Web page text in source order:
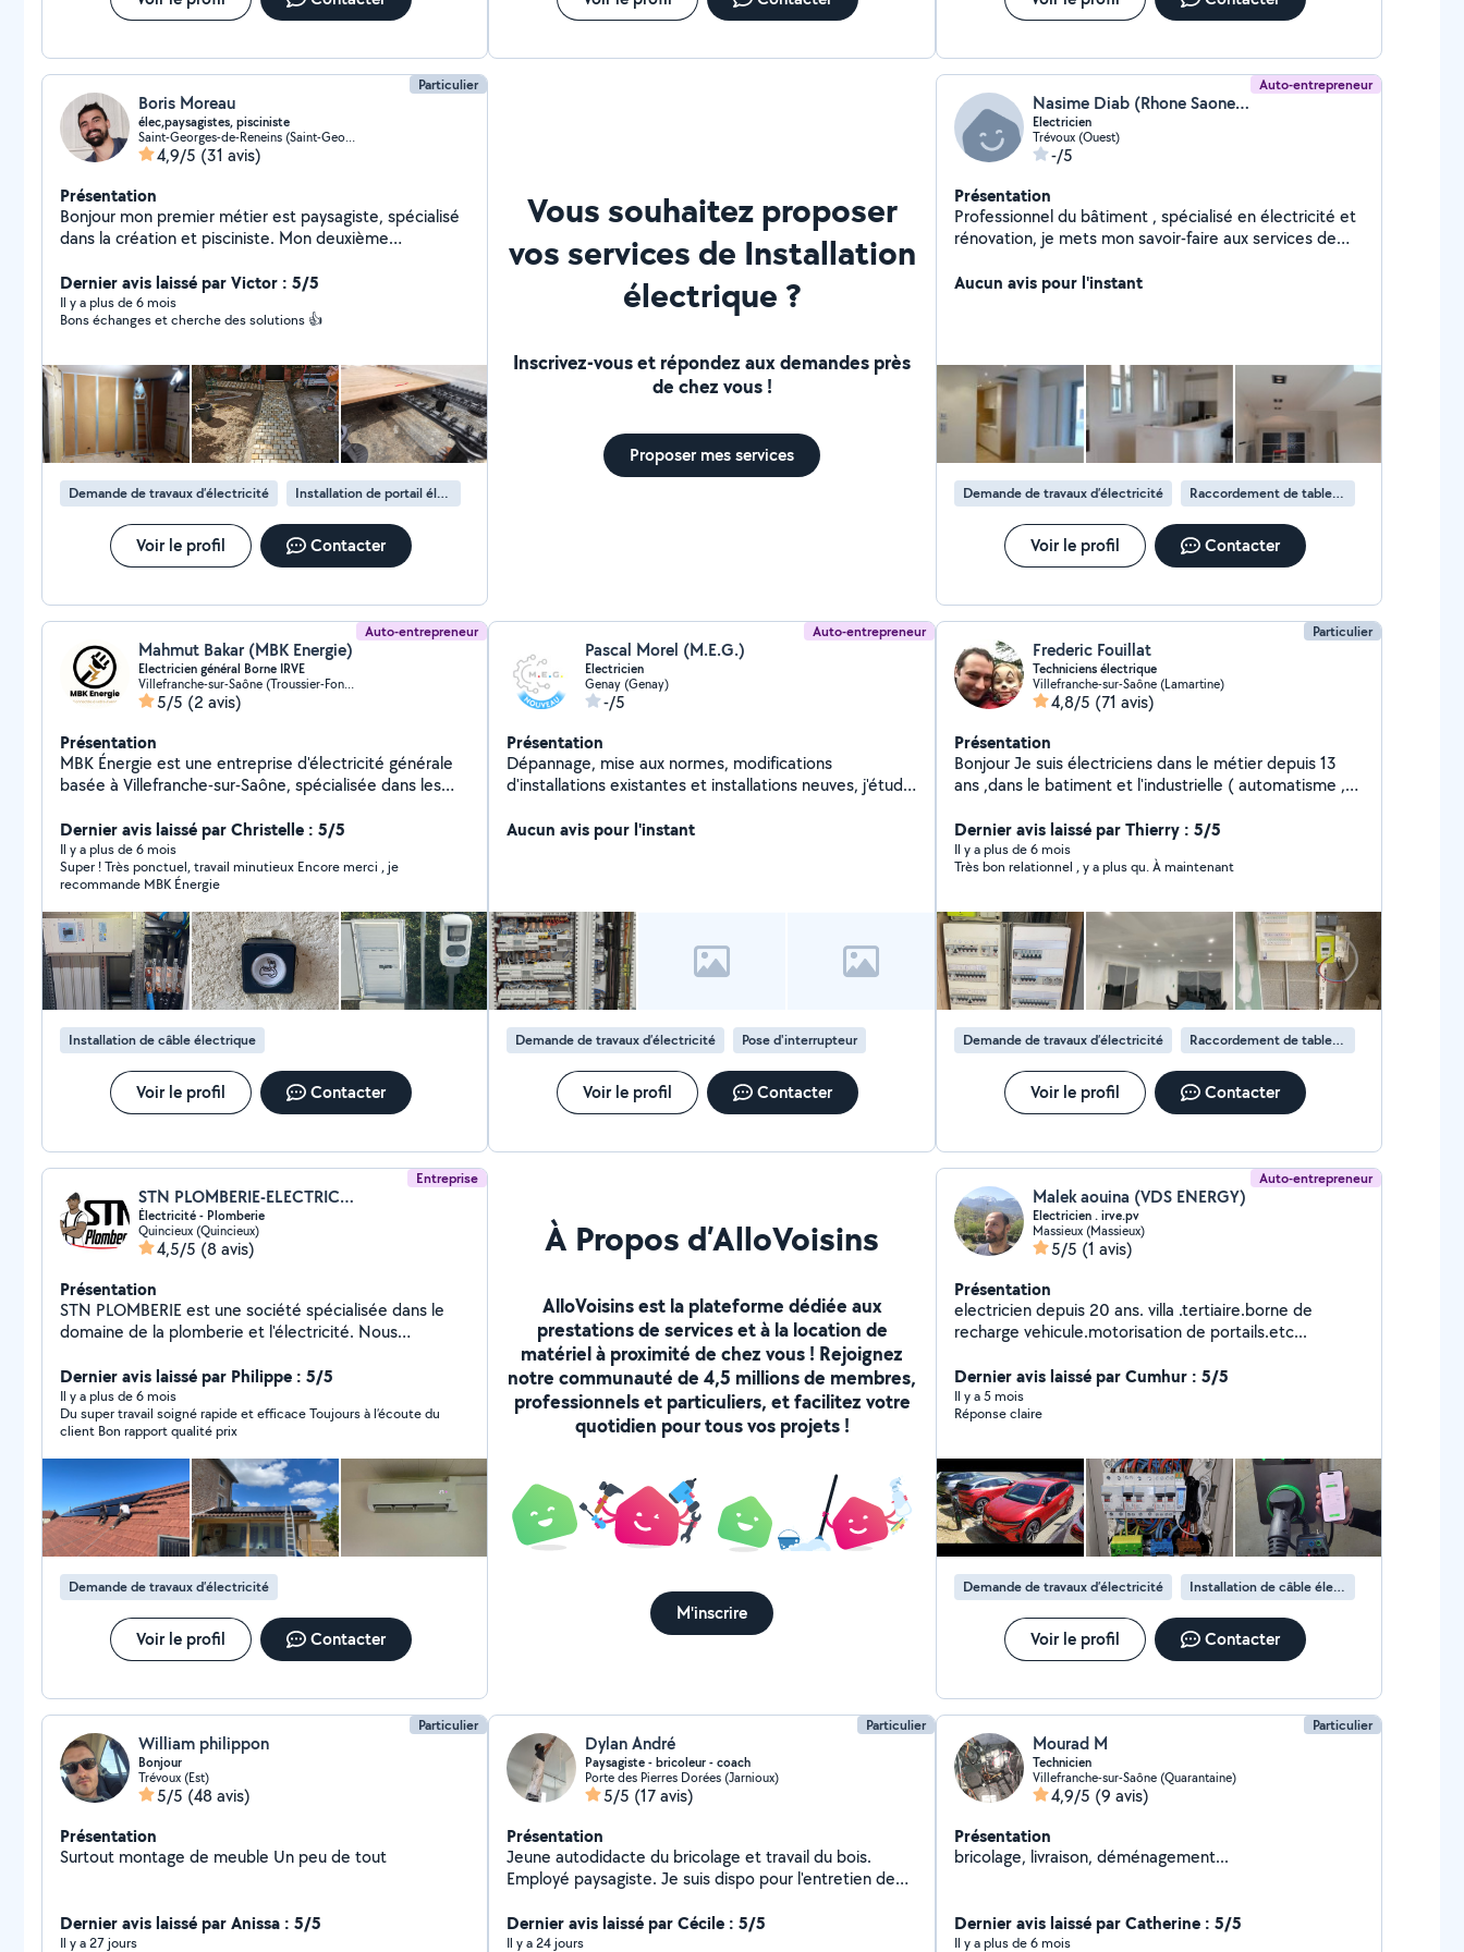
dans le respect de votre environnement et de vos
accompagnons av
Particulier
Boris Moreau
élec,paysagistes, pisciniste
Saint-Georges-de-Reneins (Saint-Georges-de-Reneins)
4,9/5 (31 avis)
Présentation
Bonjour mon premier métier est paysagiste, spécialisé
dans la création et pisciniste. Mon deuxième
renouvelables. Mon troisième, la rénovation générale
pertinente. Fournisseur de fenêtres pas cher prix pro et
très isolante PVC alu bois N'hésitez pas à me
Dernier avis laissé par Victor : 5/5
Il y a plus de 6 mois
Bons échanges et cherche des solutions 👍
Demande de travaux d’électricité Installation de portail électrique
Voir le profil Contacter
Vous souhaitez proposer
vos services de Installation
électrique ?
Inscrivez-vous et répondez aux demandes près
de chez vous !
Proposer mes services
Auto-entrepreneur
Nasime Diab (Rhone Saone Vallee Electricite)
Electricien
Trévoux (Ouest)
-/5
Présentation
Professionnel du bâtiment , spécialisé en électricité et
rénovation, je mets mon savoir-faire aux services de
travail de qualité au juste prix.
Aucun avis pour l'instant
Demande de travaux d’électricité Raccordement de tableau électrique
Voir le profil Contacter
Auto-entrepreneur
Mahmut Bakar (MBK Energie)
Electricien général Borne IRVE
Villefranche-sur-Saône (Troussier-Fongraine)
5/5 (2 avis)
Présentation
MBK Énergie est une entreprise d'électricité générale
basée à Villefranche-sur-Saône, spécialisée dans les
ainsi que dans la pose de bornes de recharge pour
véhicules électriques (IRVE). Nous intervenons auprès
des particuliers, professionnels et collectivités dans
toute la région et ses environs. Nos services : Travaux
d'électricité générale : installation, rénovation, mise aux
normes Pose et remplacement de prises,
interrupteurs, tableaux électriques Installation de
luminaires intérieurs et extérieurs Modifications et
extensions de circuits électriques Dépannage
électrique rapide Installation de bornes IRVE (recharge
électrique résidentielle, tertiaire ou en copropriété)
Dernier avis laissé par Christelle : 5/5
Il y a plus de 6 mois
Super ! Très ponctuel, travail minutieux Encore merci , je
recommande MBK Énergie
Installation de câble électrique
Voir le profil Contacter
Auto-entrepreneur
Pascal Morel (M.E.G.)
Electricien
Genay (Genay)
-/5
Présentation
Dépannage, mise aux normes, modifications
d'installations existantes et installations neuves, j'étudie
15 ans en électricité générale votre projet sera entre
Aucun avis pour l'instant
Demande de travaux d’électricité Pose d'interrupteur
Voir le profil Contacter
Particulier
Frederic Fouillat
Techniciens électrique
Villefranche-sur-Saône (Lamartine)
4,8/5 (71 avis)
Présentation
Bonjour Je suis électriciens dans le métier depuis 13
ans ,dans le batiment et l'industrielle ( automatisme ,
en plomberie et je suis très bricoleur
Dernier avis laissé par Thierry : 5/5
Il y a plus de 6 mois
Très bon relationnel , y a plus qu. À maintenant
Demande de travaux d’électricité Raccordement de tableau électrique
Voir le profil Contacter
Entreprise
STN PLOMBERIE-ELECTRICITE
Électricité - Plomberie
Quincieux (Quincieux)
4,5/5 (8 avis)
Présentation
STN PLOMBERIE est une société spécialisée dans le
domaine de la plomberie et l'électricité. Nous
Dernier avis laissé par Philippe : 5/5
Il y a plus de 6 mois
Du super travail soigné rapide et efficace Toujours à l’écoute du
client Bon rapport qualité prix
Demande de travaux d’électricité
Voir le profil Contacter
À Propos d’AlloVoisins
AlloVoisins est la plateforme dédiée aux
prestations de services et à la location de
matériel à proximité de chez vous ! Rejoignez
notre communauté de 4,5 millions de membres,
professionnels et particuliers, et facilitez votre
quotidien pour tous vos projets !
M'inscrire
Auto-entrepreneur
Malek aouina (VDS ENERGY)
Electricien . irve.pv
Massieux (Massieux)
5/5 (1 avis)
Présentation
electricien depuis 20 ans. villa .tertiaire.borne de
recharge vehicule.motorisation de portails.etc...
Dernier avis laissé par Cumhur : 5/5
Il y a 5 mois
Réponse claire
Demande de travaux d’électricité Installation de câble électrique
Voir le profil Contacter
Particulier
William philippon
Bonjour
Trévoux (Est)
5/5 (48 avis)
Présentation
Surtout montage de meuble Un peu de tout
Dernier avis laissé par Anissa : 5/5
Il y a 27 jours
Particulier
Dylan André
Paysagiste - bricoleur - coach
Porte des Pierres Dorées (Jarnioux)
5/5 (17 avis)
Présentation
Jeune autodidacte du bricolage et travail du bois.
Employé paysagiste. Je suis dispo pour l'entretien de
de gazon. Bricolage intérieur ou extérieur, réalisation de
meuble-cuisine-arbre à chat et autre sur mesure, ainsi
Dernier avis laissé par Cécile : 5/5
Il y a 24 jours
Particulier
Mourad M
Technicien
Villefranche-sur-Saône (Quarantaine)
4,9/5 (9 avis)
Présentation
bricolage, livraison, déménagement...
Dernier avis laissé par Catherine : 5/5
Il y a plus de 6 mois